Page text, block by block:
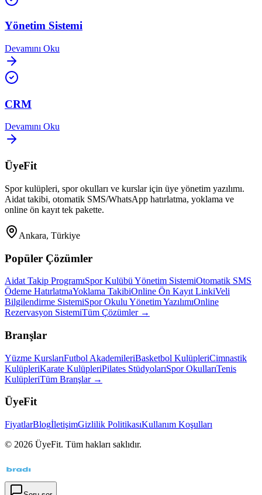
Yönetim Sistemi
Devamını Oku
CRM
Devamını Oku
ÜyeFit
Spor kulüpleri, spor okulları ve kurslar için üye yönetim yazılımı.
Aidat takibi, otomatik SMS/WhatsApp hatırlatma, yoklama ve
online ön kayıt tek pakette.
Ankara, Türkiye
Popüler Çözümler
Aidat Takip ProgramıSpor Kulübü Yönetim SistemiOtomatik SMS
Ödeme HatırlatmaYoklama TakibiOnline Ön Kayıt LinkiVeli
Bilgilendirme SistemiSpor Okulu Yönetim YazılımıOnline
Rezervasyon SistemiTüm Çözümler →
Branşlar
Yüzme KurslarıFutbol AkademileriBasketbol KulüpleriCimnastik
KulüpleriKarate KulüpleriPilates StüdyolarıSpor OkullarıTenis
KulüpleriTüm Branşlar →
ÜyeFit
FiyatlarBlogİletişimGizlilik PolitikasıKullanım Koşulları
© 2026 ÜyeFit. Tüm hakları saklıdır.